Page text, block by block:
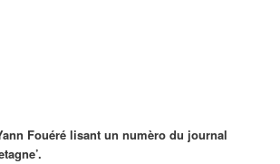
Fouéré lisant un numèro du journal